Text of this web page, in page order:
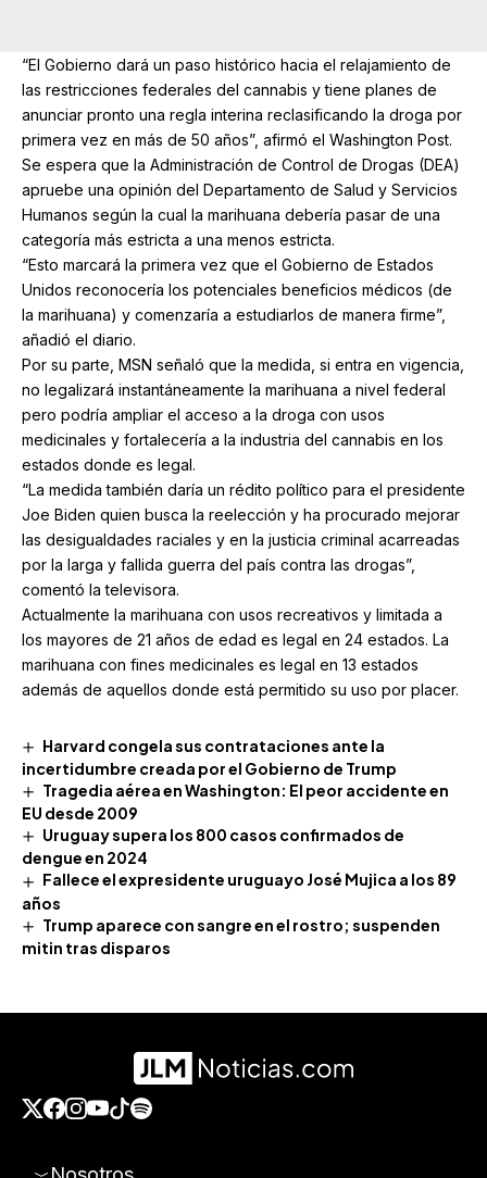
“El Gobierno dará un paso histórico hacia el relajamiento de
las restricciones federales del cannabis y tiene planes de
anunciar pronto una regla interina reclasificando la droga por
primera vez en más de 50 años”, afirmó el Washington Post.
Se espera que la Administración de Control de Drogas (DEA)
apruebe una opinión del Departamento de Salud y Servicios
Humanos según la cual la marihuana debería pasar de una
categoría más estricta a una menos estricta.
“Esto marcará la primera vez que el Gobierno de Estados
Unidos reconocería los potenciales beneficios médicos (de
la marihuana) y comenzaría a estudiarlos de manera firme”,
añadió el diario.
Por su parte, MSN señaló que la medida, si entra en vigencia,
no legalizará instantáneamente la marihuana a nivel federal
pero podría ampliar el acceso a la droga con usos
medicinales y fortalecería a la industria del cannabis en los
estados donde es legal.
“La medida también daría un rédito político para el presidente
Joe Biden quien busca la reelección y ha procurado mejorar
las desigualdades raciales y en la justicia criminal acarreadas
por la larga y fallida guerra del país contra las drogas”,
comentó la televisora.
Actualmente la marihuana con usos recreativos y limitada a
los mayores de 21 años de edad es legal en 24 estados. La
marihuana con fines medicinales es legal en 13 estados
además de aquellos donde está permitido su uso por placer.
Harvard congela sus contrataciones ante la
incertidumbre creada por el Gobierno de Trump
Tragedia aérea en Washington: El peor accidente en
EU desde 2009
Uruguay supera los 800 casos confirmados de
dengue en 2024
Fallece el expresidente uruguayo José Mujica a los 89
años
Trump aparece con sangre en el rostro; suspenden
mitin tras disparos